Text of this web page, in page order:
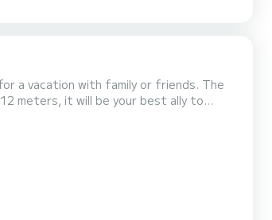
vacation with family or friends. The
meters, it will be your best ally to